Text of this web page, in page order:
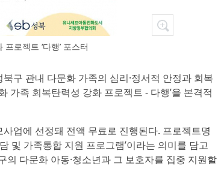
로젝트 ‘다행’ 포스터
구 관내 다문화 가족의 심리·정서적 안정과 회복
가족 회복탄력성 강화 프로젝트 - 다행’을 본격적
업에 선정돼 전액 무료로 진행된다. 프로젝트명
및 가족통합 지원 프로그램’이라는 의미를 담고
다문화 아동·청소년과 그 보호자를 집중 지원할